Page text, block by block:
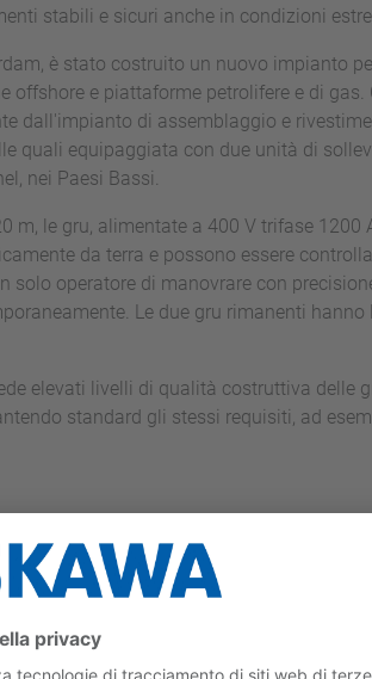
stabili e sicuri anche in condizioni
è stato costruito un nuovo impianto
offshore e piattaforme petrolifere e di
dall'impianto di assemblaggio e
quali equipaggiata con due unità di
nei Paesi Bassi.
m, le gru, alimentate a 400 V trifase
da terra e possono essere
solo operatore di manovrare con
Le due gru rimanenti
elevati livelli di qualità costruttiva delle
standard gli stessi requisiti, ad
carichi durante il sollevamento e il
processo di sollevamento. BKRS Crane
richiedono il controllo di carichi pesanti.